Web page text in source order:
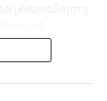
പ്രതികളുടെ